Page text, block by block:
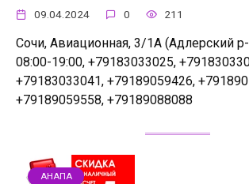
09.04.2024 0 211
Сочи, Авиационная, 3/1А (Адлерский
08:00-19:00, +79183033025,
+79183033041, +79189059426,
+79189059558, +79189088088
АНАПА